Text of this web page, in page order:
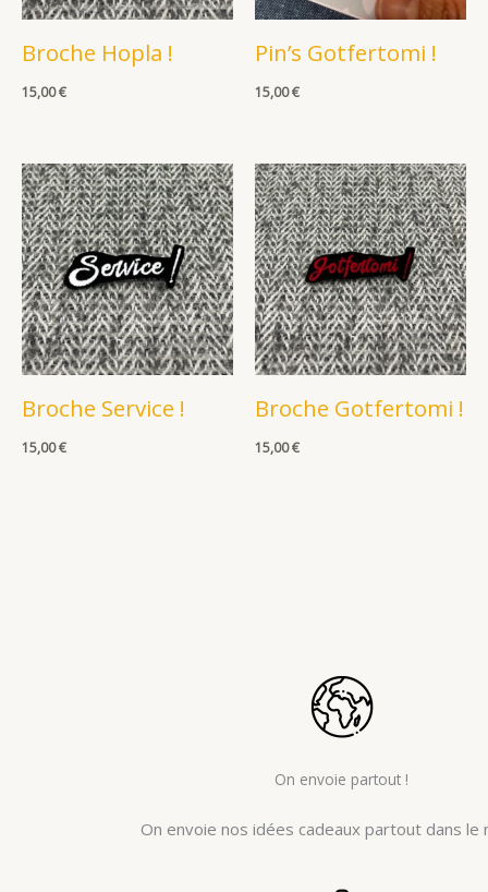
Broche Hopla !
15,00€
Pin’s Gotfertomi !
15,00€
Broche Service !
15,00€
Broche Gotfertomi !
15,00€
On envoie partout !
On envoie nos idées cadeaux partout dans le